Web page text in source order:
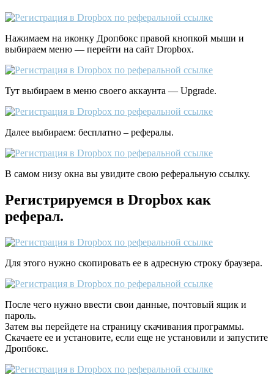
Нажимаем на иконку Дропбокс правой кнопкой мыши и
выбираем меню — перейти на сайт Dropbox.
Тут выбираем в меню своего аккаунта — Upgrade.
Далее выбираем: бесплатно – рефералы.
В самом низу окна вы увидите свою реферальную ссылку.
Регистрируемся в Dropbox как
реферал.
Для этого нужно скопировать ее в адресную строку браузера.
После чего нужно ввести свои данные, почтовый ящик и
пароль.
Затем вы перейдете на страницу скачивания программы.
Скачаете ее и установите, если еще не установили и запустите
Дропбокс.